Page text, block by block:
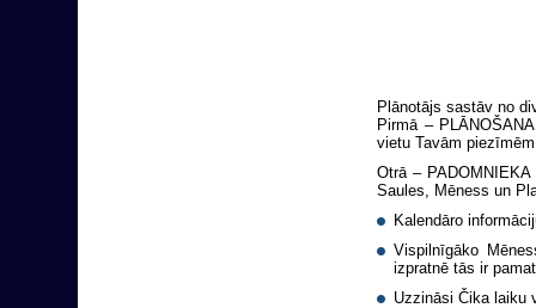
Plānotājs sastāv no
Pirmā –
vietu Tavām
Otrā –
Saules, Mēness un
Kalendāro
Vispilnīgāko
izpratnē tās ir
Uzzināsi Čika laiku